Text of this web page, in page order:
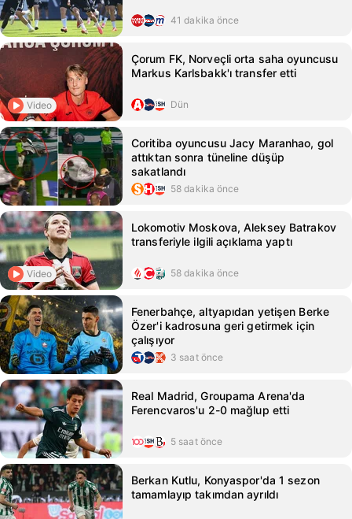
41 dakika önce
Video
Çorum FK, Norveçli orta saha oyuncusu
Markus Karlsbakk'ı transfer etti
Dün
Coritiba oyuncusu Jacy Maranhao, gol
attıktan sonra tüneline düşüp
sakatlandı
58 dakika önce
Video
Lokomotiv Moskova, Aleksey Batrakov
transferiyle ilgili açıklama yaptı
58 dakika önce
Fenerbahçe, altyapıdan yetişen Berke
Özer'i kadrosuna geri getirmek için
çalışıyor
3 saat önce
Real Madrid, Groupama Arena'da
Ferencvaros'u 2-0 mağlup etti
5 saat önce
Berkan Kutlu, Konyaspor'da 1 sezon
tamamlayıp takımdan ayrıldı